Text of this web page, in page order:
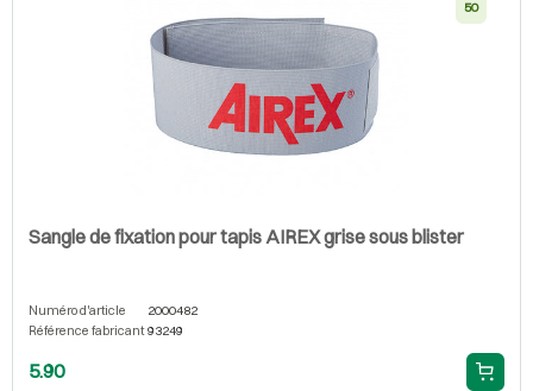
50
Sangle de fixation pour tapis AIREX grise sous blister
Numéro d'article
2000482
Référence fabricant 93249
5.90